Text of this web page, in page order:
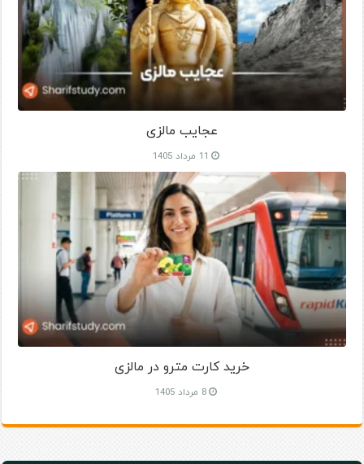
عجایب مالزی
11 مرداد 1405
خرید کارت مترو در مالزی
8 مرداد 1405